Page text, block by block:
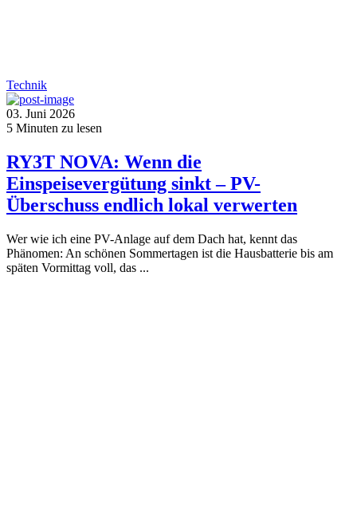
Technik
03. Juni 2026
5 Minuten zu lesen
RY3T NOVA: Wenn die
Einspeisevergütung sinkt – PV-
Überschuss endlich lokal verwerten
Wer wie ich eine PV-Anlage auf dem Dach hat, kennt das
Phänomen: An schönen Sommertagen ist die Hausbatterie bis am
späten Vormittag voll, das ...